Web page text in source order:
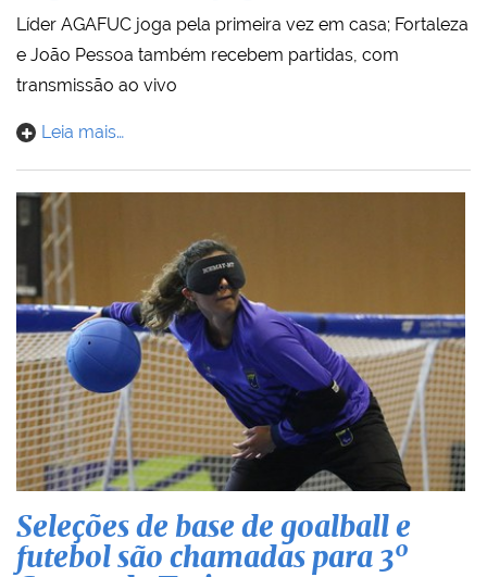
Líder AGAFUC joga pela primeira vez em casa; Fortaleza
e João Pessoa também recebem partidas, com
transmissão ao vivo
Leia mais…
Seleções de base de goalball e
futebol são chamadas para 3º